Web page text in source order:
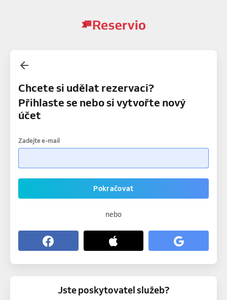
Chcete si udělat rezervaci?
Přihlaste se nebo si vytvořte nový
účet
Zadejte e-mail
Pokračovat
nebo
Jste poskytovatel služeb?